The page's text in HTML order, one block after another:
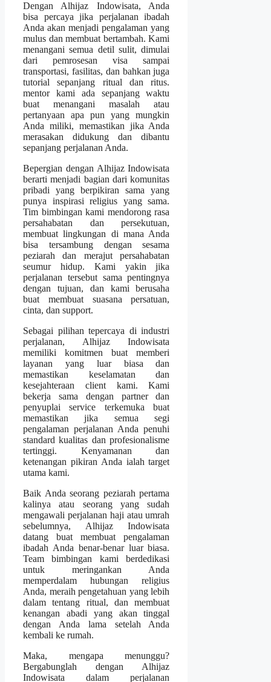
Dengan Alhijaz Indowisata, Anda
bisa percaya jika perjalanan ibadah
Anda akan menjadi pengalaman yang
mulus dan membuat bertambah. Kami
menangani semua detil sulit, dimulai
dari pemrosesan visa sampai
transportasi, fasilitas, dan bahkan juga
tutorial sepanjang ritual dan ritus.
mentor kami ada sepanjang waktu
buat menangani masalah atau
pertanyaan apa pun yang mungkin
Anda miliki, memastikan jika Anda
merasakan didukung dan dibantu
sepanjang perjalanan Anda.
Bepergian dengan Alhijaz Indowisata
berarti menjadi bagian dari komunitas
pribadi yang berpikiran sama yang
punya inspirasi religius yang sama.
Tim bimbingan kami mendorong rasa
persahabatan dan persekutuan,
membuat lingkungan di mana Anda
bisa tersambung dengan sesama
peziarah dan merajut persahabatan
seumur hidup. Kami yakin jika
perjalanan tersebut sama pentingnya
dengan tujuan, dan kami berusaha
buat membuat suasana persatuan,
cinta, dan support.
Sebagai pilihan tepercaya di industri
perjalanan, Alhijaz Indowisata
memiliki komitmen buat memberi
layanan yang luar biasa dan
memastikan keselamatan dan
kesejahteraan client kami. Kami
bekerja sama dengan partner dan
penyuplai service terkemuka buat
memastikan jika semua segi
pengalaman perjalanan Anda penuhi
standard kualitas dan profesionalisme
tertinggi. Kenyamanan dan
ketenangan pikiran Anda ialah target
utama kami.
Baik Anda seorang peziarah pertama
kalinya atau seorang yang sudah
mengawali perjalanan haji atau umrah
sebelumnya, Alhijaz Indowisata
datang buat membuat pengalaman
ibadah Anda benar-benar luar biasa.
Team bimbingan kami berdedikasi
untuk meringankan Anda
memperdalam hubungan religius
Anda, meraih pengetahuan yang lebih
dalam tentang ritual, dan membuat
kenangan abadi yang akan tinggal
dengan Anda lama setelah Anda
kembali ke rumah.
Maka, mengapa menunggu?
Bergabunglah dengan Alhijaz
Indowisata dalam perjalanan